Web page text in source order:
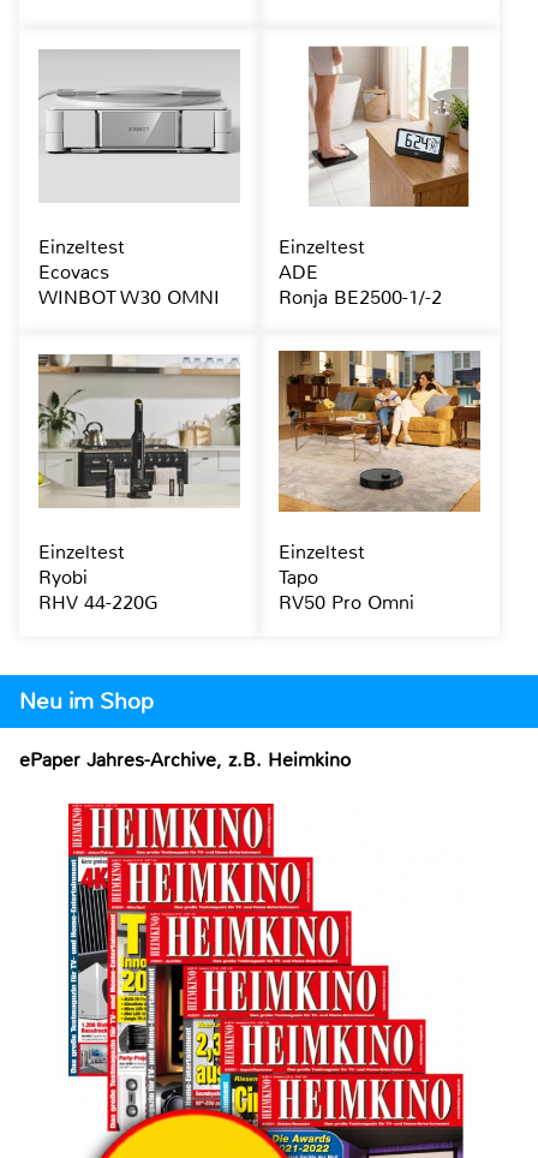
Neu im Shop
ePaper Jahres-Archive, z.B. Heimkino
Einzeltest
Ecovacs
WINBOT W30 OMNI
Einzeltest
ADE
Ronja BE2500-1/-2
Einzeltest
Ryobi
RHV 44-220G
Einzeltest
Tapo
RV50 Pro Omni